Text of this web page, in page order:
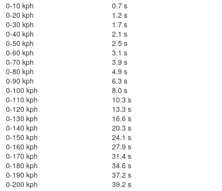
0-10 kph
0.7 s
0-20 kph
1.2 s
0-30 kph
1.7 s
0-40 kph
2.1 s
0-50 kph
2.5 s
0-60 kph
3.1 s
0-70 kph
3.9 s
0-80 kph
4.9 s
0-90 kph
6.3 s
0-100 kph
8.0 s
0-110 kph
10.3 s
0-120 kph
13.3 s
0-130 kph
16.6 s
0-140 kph
20.3 s
0-150 kph
24.1 s
0-160 kph
27.9 s
0-170 kph
31.4 s
0-180 kph
34.6 s
0-190 kph
37.2 s
0-200 kph
39.2 s